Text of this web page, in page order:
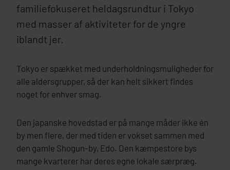
familiefokuseret heldagsrundtur i Tokyo
med masser af aktiviteter for de yngre
iblandt jer.
Tokyo er spækket med underholdningsmuligheder for
alle aldersgrupper, så der kan helt sikkert findes
noget for enhver smag.
Den japanske hovedstad er på mange måder ikke én
by men flere, der med tiden er vokset sammen med
den gamle Shogun-by, Edo. Den kæmpestore bys
mange kvarterer har deres egne lokale særpræg.